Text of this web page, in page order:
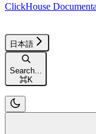
ClickHouse
日本語
Search...
⌘K